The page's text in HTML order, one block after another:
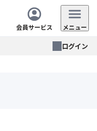
会員サービス メニュー
ログイン